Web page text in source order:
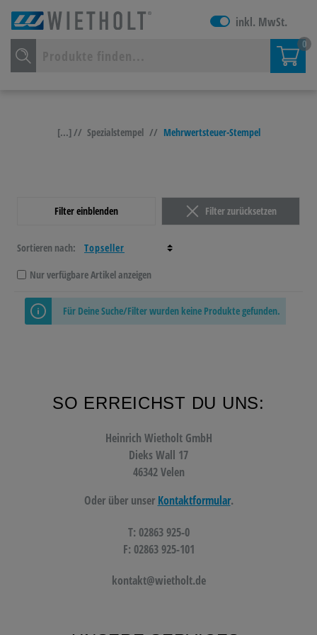
inkl. MwSt.
0
[...] // Spezialstempel // Mehrwertsteuer-Stempel
Filter einblenden Filter zurücksetzen
Sortieren nach:
Nur verfügbare Artikel anzeigen
Für Deine Suche/Filter wurden keine Produkte gefunden.
SO ERREICHST DU UNS:
Heinrich Wietholt GmbH
Dieks Wall 17
46342 Velen
Oder über unser Kontaktformular.
T: 02863 925-0
F: 02863 925-101
kontakt@wietholt.de